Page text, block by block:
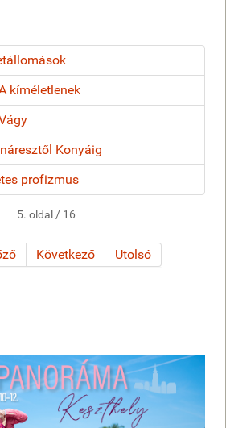
kíméletlenek
Konyáig
profizmus
5. oldal / 16
Következő Utolsó